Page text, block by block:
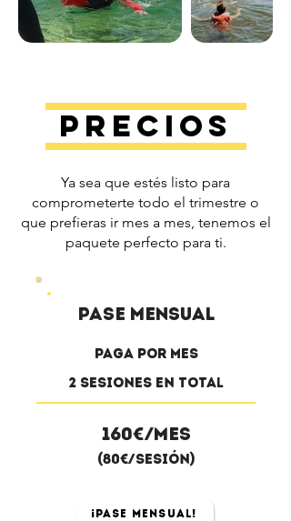
Precios
Ya sea que estés listo para
comprometerte todo el trimestre o
que prefieras ir mes a mes, tenemos el
paquete perfecto para ti.
Pase mensual
Paga por mes
2 sesiones en total
160€/Mes
(80€/Sesión)
¡Pase Mensual!